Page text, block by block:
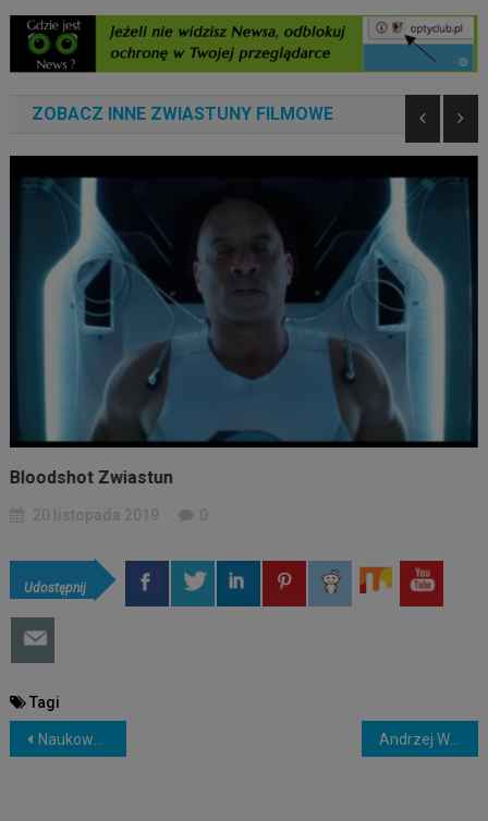
ZOBACZ INNE ZWIASTUNY FILMOWE
Bloodshot Zwiastun
20 listopada 2019
Udostępnij
Tagi
NAWIGACJA
WPISU
Naukowe teorie o śmierci klinicznej i księżycowych anomaliach świetlnych! Andrzej Więckowski: Diety ketogeniczne